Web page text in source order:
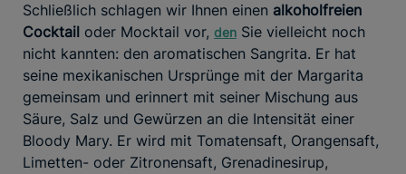
Schließlich schlagen wir Ihnen einen alkoholfreien
Cocktail oder Mocktail vor, den Sie vielleicht noch
nicht kannten: den aromatischen Sangrita. Er hat
seine mexikanischen Ursprünge mit der Margarita
gemeinsam und erinnert mit seiner Mischung aus
Säure, Salz und Gewürzen an die Intensität einer
Bloody Mary. Er wird mit Tomatensaft, Orangensaft,
Limetten- oder Zitronensaft, Grenadinesirup,